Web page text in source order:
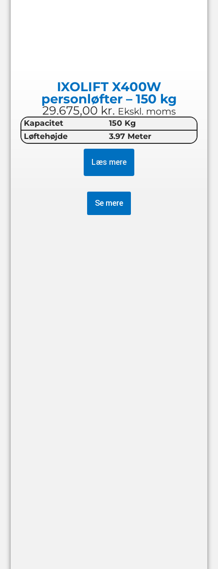
IXOLIFT X400W
personløfter – 150 kg
29.675,00 kr. Ekskl. moms
Kapacitet
150 Kg
Løftehøjde
3.97 Meter
Læs mere
Se mere